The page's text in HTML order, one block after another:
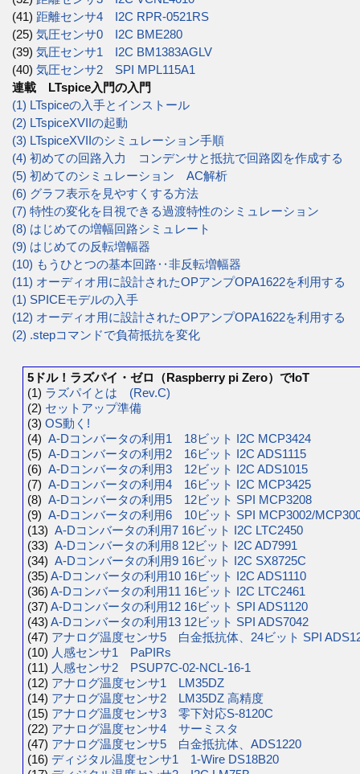
(41) 距離センサ4 I2C RPR-0521RS
(25) 気圧センサ0 I2C BME280
(39) 気圧センサ1 I2C BM1383AGLV
(40) 気圧センサ2 SPI MPL115A1
連載 LTspice入門の入門
(1) LTspiceの入手とインストール
(2) LTspiceXVIIの起動
(3) LTspiceXVIIのシミュレーション手順
(4) 初めての回路入力 コンデンサと抵抗で回路図を作成する
(5) 初めてのシミュレーション AC解析
(6) グラフ表示を見やすくする方法
(7) 特性の変化を目視できる過渡特性のシミュレーション
(8) はじめての増幅回路シミュレート
(9) はじめての反転増幅器
(10) もうひとつの基本回路‥非反転増幅器
(11) オーディオ用に設計されたOPアンプOPA1622を利用する
(1) SPICEモデルの入手
(12) オーディオ用に設計されたOPアンプOPA1622を利用する
(2) .stepコマンドで負荷抵抗を変化
5ドル！ラズパイ・ゼロ（Raspberry pi Zero）でIoT
(1) ラズパイとは (Rev.C)
(2) セットアップ準備
(3) OS動く!
(4) A-Dコンバータの利用1 18ビット I2C MCP3424
(5) A-Dコンバータの利用2 16ビット I2C ADS1115
(6) A-Dコンバータの利用3 12ビット I2C ADS1015
(7) A-Dコンバータの利用4 16ビット I2C MCP3425
(8) A-Dコンバータの利用5 12ビット SPI MCP3208
(9) A-Dコンバータの利用6 10ビット SPI MCP3002/
(13) A-Dコンバータの利用7 16ビット I2C LTC2450
(33) A-Dコンバータの利用8 12ビット I2C AD7991
(34) A-Dコンバータの利用9 16ビット I2C SX8725C
(35) A-Dコンバータの利用10 16ビット I2C ADS1110
(36) A-Dコンバータの利用11 16ビット I2C LTC2461
(37) A-Dコンバータの利用12 16ビット SPI ADS1120
(43) A-Dコンバータの利用13 12ビット SPI ADS7042
(47) アナログ温度センサ5 白金抵抗体、24ビット SPI
(10) 人感センサ1 PaPIRs
(11) 人感センサ2 PSUP7C-02-NCL-16-1
(12) アナログ温度センサ1 LM35DZ
(14) アナログ温度センサ2 LM35DZ 高精度
(15) アナログ温度センサ3 零下対応S-8120C
(22) アナログ温度センサ4 サーミスタ
(47) アナログ温度センサ5 白金抵抗体、ADS1220
(16) ディジタル温度センサ1 1-Wire DS18B20